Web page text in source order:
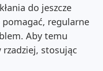
do jeszcze
pomagać, regularne
Aby temu
rzadziej, stosując